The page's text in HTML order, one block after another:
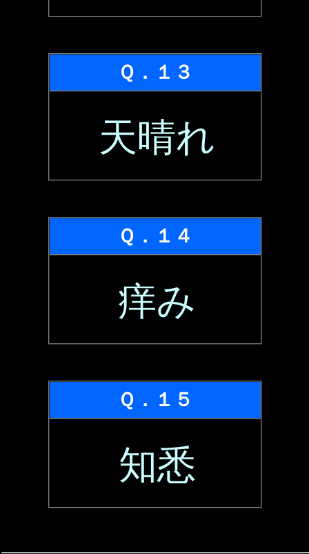
Ｑ．１３
天晴れ
Ｑ．１４
痒み
Ｑ．１５
知悉